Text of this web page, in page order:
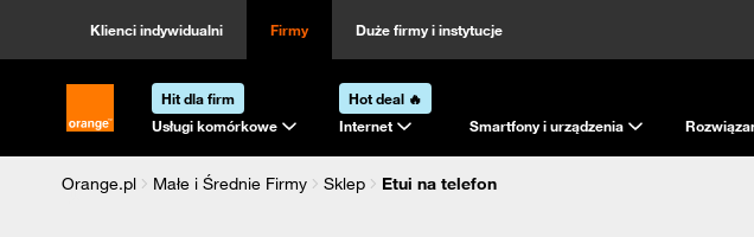
Klienci indywidualni Firmy Duże firmy i instytucje
Strona główna Orange.pl
Hit dla firm
Usługi komórkowe
Hot deal 🔥
Internet
Smartfony i urządzenia
Orange.pl Małe i Średnie Firmy Sklep
Etui na telefon